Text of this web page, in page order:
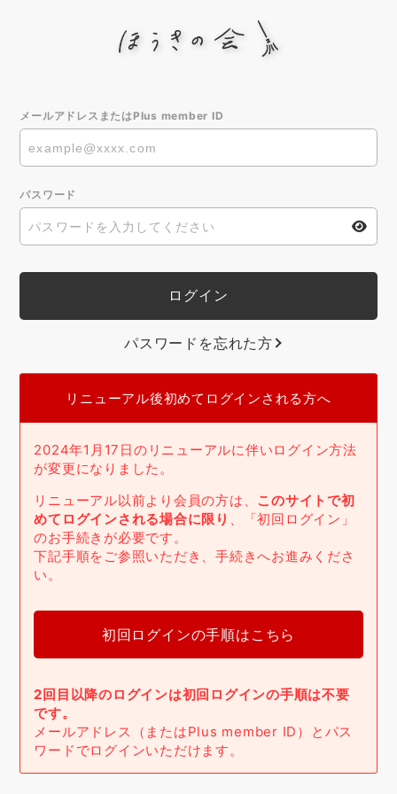
メールアドレスまたはPlus member ID
パスワード
パスワードを忘れた方
リニューアル後初めてログインされる方へ
2024年1月17日のリニューアルに伴いログイン方法
が変更になりました。
リニューアル以前より会員の方は、 このサイトで初
めてログインされる場合に限り
、「初回ログイン」
のお手続きが必要です。
下記手順をご参照いただき、手続きへお進みくださ
い。
初回ログインの手順はこちら
2回目以降のログインは初回ログインの手順は不要
です。
メールアドレス（またはPlus member ID）とパス
ワードでログインいただけます。